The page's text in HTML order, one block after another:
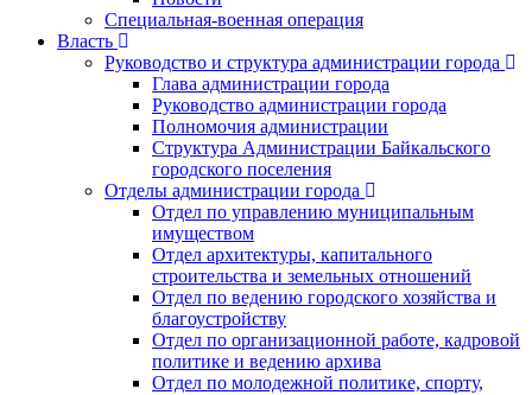
Специальная-военная операция
Власть
Руководство и структура администрации города
Глава администрации города
Руководство администрации города
Полномочия администрации
Структура Администрации Байкальского
городского поселения
Отделы администрации города
Отдел по управлению муниципальным
имуществом
Отдел архитектуры, капитального
строительства и земельных отношений
Отдел по ведению городского хозяйства и
благоустройству
Отдел по организационной работе, кадровой
политике и ведению архива
Отдел по молодежной политике, спорту,